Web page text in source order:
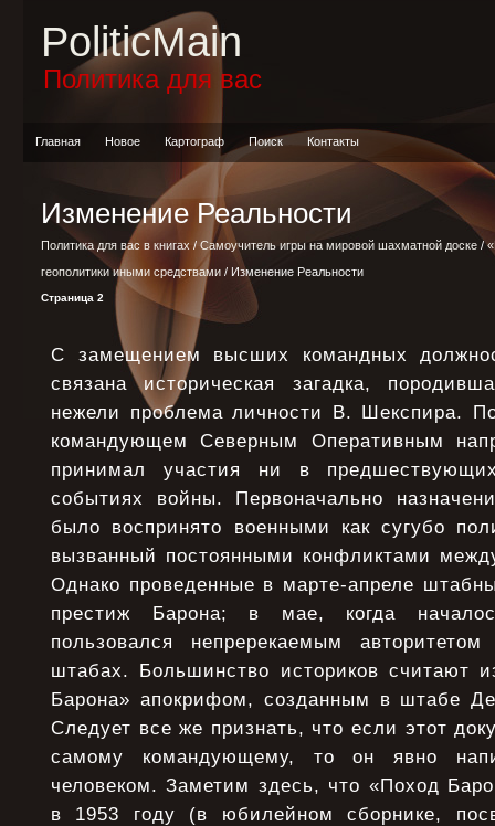
PoliticMain
Политика для вас
Главная Новое Картограф Поиск Контакты
Изменение Реальности
Политика для вас в книгах / Самоучитель игры на мировой шахматной доске /
геополитики иными средствами / Изменение Реальности
Страница 2
С замещением высших командных
связана историческая загадка,
нежели проблема личности В. Шекспира.
командующем Северным Оперативным
принимал участия ни в
событиях войны. Первоначально
было воспринято военными как сугубо
вызванный постоянными конфликтами
Однако проведенные в марте-апреле
престиж Барона; в мае, когда
пользовался непререкаемым
штабах. Большинство историков считают
Барона» апокрифом, созданным в штабе
Следует все же признать, что если этот
самому командующему, то он явно
человеком. Заметим здесь, что «Поход
в 1953 году (в юбилейном сборнике,